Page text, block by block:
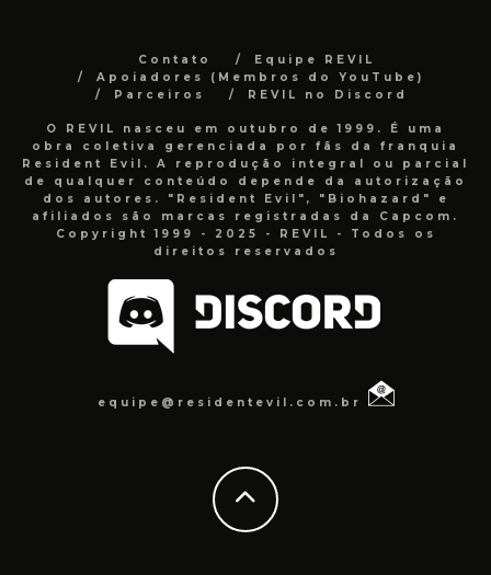
Contato
Equipe REVIL
Apoiadores (Membros do YouTube)
Parceiros
REVIL no Discord
O REVIL nasceu em outubro de 1999. É uma
obra coletiva gerenciada por fãs da franquia
Resident Evil. A reprodução integral ou parcial
de qualquer conteúdo depende da autorização
dos autores. "Resident Evil", "Biohazard" e
afiliados são marcas registradas da Capcom.
Copyright 1999 - 2025 - REVIL - Todos os
direitos reservados
equipe@residentevil.com.br